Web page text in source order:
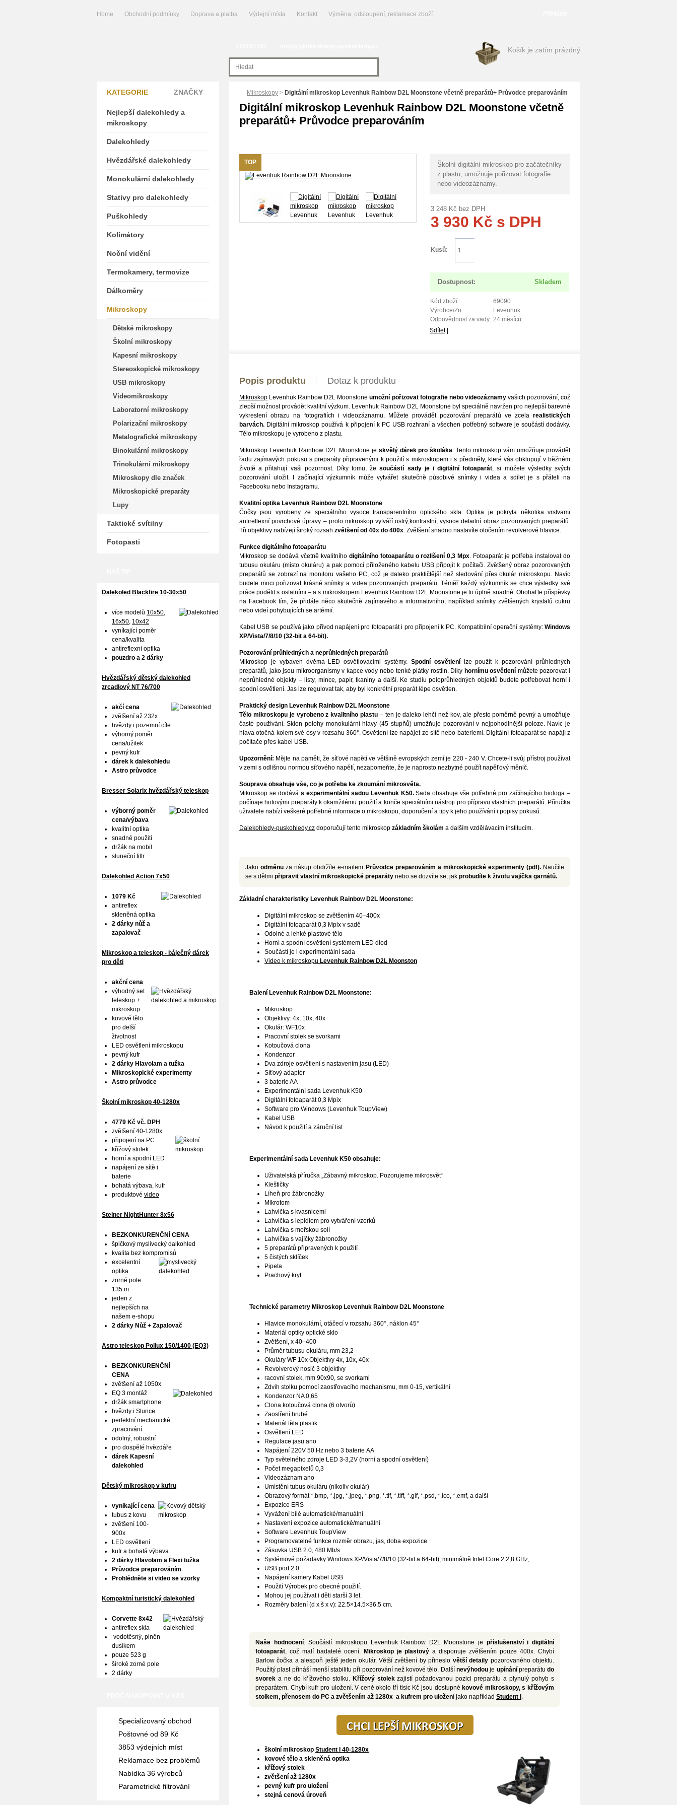
Home Obchodní podmínky Doprava a platba Výdejní místa Kontakt Výměna, odstoupení, reklamace zboží
Košík je zatím prázdný
Mikroskopy > Digitální mikroskop Levenhuk Rainbow D2L Moonstone včetně preparátů+ Průvodce preparováním
Digitální mikroskop Levenhuk Rainbow D2L Moonstone včetně
preparátů+ Průvodce preparováním
TOP
Školní digitální mikroskop pro začátečníky
z plastu, umožnuje pořizovat fotografie
nebo videozáznamy.
3 248 Kč bez DPH
3 930 Kč s DPH
Kusů:
Dostupnost: Skladem
Kód zboží:
69090
Výrobce/Zn.:
Levenhuk
Odpovědnost za vady: 24 měsíců
Sdílet
Popis produktu Dotaz k produktu
Mikroskop Levenhuk Rainbow D2L Moonstoneumožní pořizovat fotografie nebo videozáznamyvašich pozorování, což
zlepší možnost provádět kvalitní výzkum. Levenhuk Rainbow D2L Moonstone byl speciálně navržen pro nejlepší barevné
vykreslení obrazu na fotografiích i videozáznamu. Můžete provádět pozorování preparátů ve zcela realistických
barvách. Digitální mikroskop používá k připojení k PC USB rozhraní a všechen potřebný software je součástí dodávky.
Tělo mikroskopu je vyrobeno z plastu.
Mikroskop Levenhuk Rainbow D2L Moonstone je skvělý dárek pro školáka. Tento mikroskop vám umožňuje provádět
řadu zajímavých pokusů s preparáty připravenými k použití s mikroskopem i s předměty, které vás obklopují v běžném
životě a přitahují vaši pozornost. Díky tomu, žesoučástí sady je i digitální fotoaparát, si můžete výsledky svých
pozorování uložit. I začínající výzkumník může vytvářet skutečně působivé snímky i videa a sdílet je s přáteli na
Facebooku nebo Instagramu.
Kvalitní optika Levenhuk Rainbow D2L Moonstone
Čočky jsou vyrobeny ze speciálního vysoce transparentního optického skla. Optika je pokryta několika vrstvami
antireflexní povrchové úpravy – proto mikroskop vytváří ostrý,kontrastní, vysoce detailní obraz pozorovaných preparátů.
Tři objektivy nabízejí široký rozsah zvětšení od 40x do 400x. Zvětšení snadno nastavíte otočením revolverové hlavice.
Funkce digitálního fotoaparátu
Mikroskop se dodává včetně kvalitníhodigitálního fotoaparátu o rozlišení 0,3 Mpx. Fotoaparát je potřeba instalovat do
tubusu okuláru (místo okuláru) a pak pomocí přiloženého kabelu USB připojit k počítači. Zvětšený obraz pozorovaných
preparátů se zobrazí na monitoru vašeho PC, což je daleko praktičtější než sledování přes okulár mikroskopu. Navíc
budete moci pořizovat krásné snímky a videa pozorovaných preparátů. Téměř každý výzkumník se chce výsledky své
práce podělit s ostatními – a s mikroskopem Levenhuk Rainbow D2L Moonstone je to úplně snadné. Obohaťte příspěvky
na Facebook tím, že přidáte něco skutečně zajímavého a informativního, například snímky zvětšených krystalů cukru
nebo videí pohybujících se artémií.
Kabel USB se používá jako přívod napájení pro fotoaparát i pro připojení k PC. Kompatibilní operační systémy: Windows
XP/Vista/7/8/10 (32-bit a 64-bit).
Pozorování průhledných a neprůhledných preparátů
Mikroskop je vybaven dvěma LED osvětlovacími systémy. Spodní osvětlenílze použít k pozorování průhledných
preparátů, jako jsou mikroorganismy v kapce vody nebo tenké plátky rostlin. Díky hornímu osvětlení můžete pozorovat i
neprůhledné objekty – listy, mince, papír, tkaniny a další. Ke studiu poloprůhledných objektů budete potřebovat horní i
spodní osvětlení. Jas lze regulovat tak, aby byl konkrétní preparát lépe osvětlen.
Praktický design Levenhuk Rainbow D2L Moonstone
Tělo mikroskopu je vyrobeno z kvalitního plastu – ten je daleko lehčí než kov, ale přesto poměrně pevný a umožňuje
časté používání. Sklon polohy monokulární hlavy (45 stupňů) umožňuje pozorování v nejpohodlnější poloze. Navíc je
hlava otočná kolem své osy v rozsahu 360°. Osvětlení lze napájet ze sítě nebo bateriemi. Digitální fotoaparát se napájí z
počítače přes kabel USB.
Upozornění: Mějte na paměti, že síťové napětí ve většině evropských zemí je 220 - 240 V. Chcete-li svůj přístroj používat
v zemi s odlišnou normou síťového napětí, nezapomeňte, že je naprosto nezbytné použít napěťový měnič.
Souprava obsahuje vše, co je potřeba ke zkoumání mikrosvěta.
Mikroskop se dodávás experimentální sadou Levenhuk K50.Sada obsahuje vše potřebné pro začínajícího biologa –
počínaje hotovými preparáty k okamžitému použití a konče speciálními nástroji pro přípravu vlastních preparátů. Příručka
uživatele nabízí veškeré potřebné informace o mikroskopu, doporučení a tipy k jeho používání i popisy pokusů.
Dalekohledy-puskohledy.cz doporučují tento mikroskop základním školám a dalším vzdělávacím institucím.
Jako odměnuza nákup obdržíte e-mailem Průvodce preparováním a mikroskopické experimenty (pdf). Naučíte
se s dětmi připravit vlastní mikroskopické preparáty nebo se dozvíte se, jak probudíte k životu vajíčka garnátů.
Základní charakteristiky Levenhuk Rainbow D2L Moonstone:
Digitální mikroskop se zvětšením 40–400x
Digitální fotoaparát 0,3 Mpix v sadě
Odolné a lehké plastové tělo
Horní a spodní osvětlení systémem LED diod
Součástí je i experimentální sada
Video k mikroskopu Levenhuk Rainbow D2L Moonston
Balení Levenhuk Rainbow D2L Moonstone:
Mikroskop
Objektivy: 4x, 10x, 40x
Okulár: WF10x
Pracovní stolek se svorkami
Kotoučová clona
Kondenzor
Dva zdroje osvětlení s nastavením jasu (LED)
Síťový adaptér
3 baterie AA
Experimentální sada Levenhuk K50
Digitální fotoaparát 0,3 Mpix
Software pro Windows (Levenhuk ToupView)
Kabel USB
Návod k použití a záruční list
Experimentální sada Levenhuk K50 obsahuje:
Uživatelská příručka „Zábavný mikroskop. Pozorujeme mikrosvět“
Kleštičky
Líheň pro žábronožky
Mikrotom
Lahvička s kvasnicemi
Lahvička s lepidlem pro vytváření vzorků
Lahvička s mořskou solí
Lahvička s vajíčky žábronožky
5 preparátů připravených k použití
5 čistých sklíček
Pipeta
Prachový kryt
Technické parametry Mikroskop Levenhuk Rainbow D2L Moonstone
Hlavice monokulární, otáčecí v rozsahu 360°, náklon 45°
Materiál optiky optické sklo
Zvětšení, x 40–400
Průměr tubusu okuláru, mm 23,2
Okuláry WF 10x Objektivy 4х, 10х, 40х
Revolverový nosič 3 objektivy
racovní stolek, mm 90x90, se svorkami
Zdvih stolku pomocí zaostřovacího mechanismu, mm 0-15, vertikální
Kondenzor NA 0,65
Clona kotoučová clona (6 otvorů)
Zaostření hrubé
Materiál těla plastik
Osvětlení LED
Regulace jasu ano
Napájení 220V 50 Hz nebo 3 baterie АА
Typ světelného zdroje LED 3-3,2V (horní a spodní osvětlení)
Počet megapixelů 0,3
Videozáznam ano
Umístění tubus okuláru (nikoliv okulár)
Obrazový formát *.bmp, *.jpg, *.jpeg, *.png, *.tif, *.tiff, *.gif, *.psd, *.ico, *.emf, a další
Expozice ERS
Vyvážení bílé automatické/manuální
Nastavení expozice automatické/manuální
Software Levenhuk ToupView
Programovatelné funkce rozměr obrazu, jas, doba expozice
Zásuvka USB 2.0, 480 Mb/s
Systémové požadavky Windows XP/Vista/7/8/10 (32-bit a 64-bit), minimálně Intel Core 2 2,8 GHz,
USB port 2.0
Napájení kamery Kabel USB
Použití Výrobek pro obecné použití.
Mohou jej používat i děti starší 3 let.
Rozměry balení (d x š x v): 22.5×14.5×36.5 cm.
Naše hodnocení: Součástí mikroskopu Levenhuk Rainbow D2L Moonstone je příslušenství i digitální
fotoaparát, což malí badatelé ocení. Mikroskop je plastovýa disponuje zvětšením pouze 400x. Chybí
Barlow čočka a alespoň ještě jeden okulár. Větší zvětšení by přineslo větší detaily pozorovaného objektu.
Použitý plast přináší menší stabilitu při pozorování než kovové tělo. Dalšínevýhodouje upínání preparátudo
svorek a ne do křížového stolku. Křížový stolekzajistí požadovanou pozici preparátu a plynulý pohyb s
preparátem. Chybí kufr pro uložení. V ceně okolo tří tisíc Kč jsou dostupné kovové mikroskopy, s křížovým
stolkem, přenosem do PC a zvětšením až 1280x a kufrem pro uložení jako například Student I .
školní mikroskop Student I 40-1280x
kovové tělo a skleněná optika
křížový stolek
zvětšení až 1280x
pevný kufr pro uložení
stejná cenová úroveň
KATEGORIE ZNAČKY
Nejlepší dalekohledy a
mikroskopy
Dalekohledy
Hvězdářské dalekohledy
Monokulární dalekohledy
Stativy pro dalekohledy
Puškohledy
Kolimátory
Noční vidění
Termokamery, termovize
Dálkoměry
Mikroskopy
Dětské mikroskopy
Školní mikroskopy
Kapesní mikroskopy
Stereoskopické mikroskopy
USB mikroskopy
Videomikroskopy
Laboratorní mikroskopy
Polarizační mikroskopy
Metalografické mikroskopy
Binokulární mikroskopy
Trinokulární mikroskopy
Mikroskopy dle značek
Mikroskopické preparáty
Lupy
Taktické svítilny
Fotopasti
Dalekoled Blackfire 10-30x50
více modelů 10x50,
16x50, 10x42
vyníkající poměr
cena/kvalita
antireflexní optika
pouzdro a 2 dárky
Hvězdářský dětský dalekohled
zrcadlový NT 76/700
akčí cena
zvětšení až 232x
hvězdy i pozemní cíle
výborný poměr
cena/užitek
pevný kufr
dárek k dalekohledu
Astro průvodce
Bresser Solarix hvězdářský teleskop
výborný poměr
cena/výbava
kvalitní optika
snadné použití
držák na mobil
sluneční filtr
Dalekohled Action 7x50
1079 Kč
antireflex
skleněná optika
2 dárky nůž a
zapalovač
Mikroskop a teleskop - báječný dárek
pro děti
akční cena
výhodný set
teleskop +
mikroskop
kovové tělo
pro delší
životnost
LED osvětlení mikroskopu
pevný kufr
2 dárky Hlavolam a tužka
Mikroskopické experimenty
Astro průvodce
Školní mikroskop 40-1280x
4779 Kč vč. DPH
zvětšení 40-1280x
připojení na PC
křížový stolek
horní a spodní LED
napájení ze sítě i
baterie
bohatá výbava, kufr
produktové video
Steiner NightHunter 8x56
BEZKONKURENČNÍ CENA
špičkový myslivecký dalkohled
kvalita bez kompromisů
excelentní
optika
zorné pole
135 m
jeden z
nejlepších na
našem e-shopu
2 dárky Nůž + Zapalovač
Astro teleskop Pollux 150/1400 (EQ3)
BEZKONKURENČNÍ
CENA
zvětšení až 1050x
EQ 3 montáž
držák smartphone
hvězdy i Slunce
perfektní mechanické
zpracování
odolný, robustní
pro dospělé hvězdáře
dárek Kapesní
dalekohled
Dětský mikroskop v kufru
vynikající cena
tubus z kovu
zvětšení 100-
900x
LED osvětlení
kufr a bohatá výbava
2 dárky Hlavolam a Flexi tužka
Průvodce preparováním
Prohlédněte si video se vzorky
Kompaktní turistický dalekohled
Corvette 8x42
antireflex skla
vodotěsný, plněn
dusíkem
pouze 523 g
široké zorné pole
2 dárky
Specializovaný obchod
Poštovné od 89 Kč
3853 výdejních míst
Reklamace bez problémů
Nabídka 36 výrobců
Parametrické filtrování